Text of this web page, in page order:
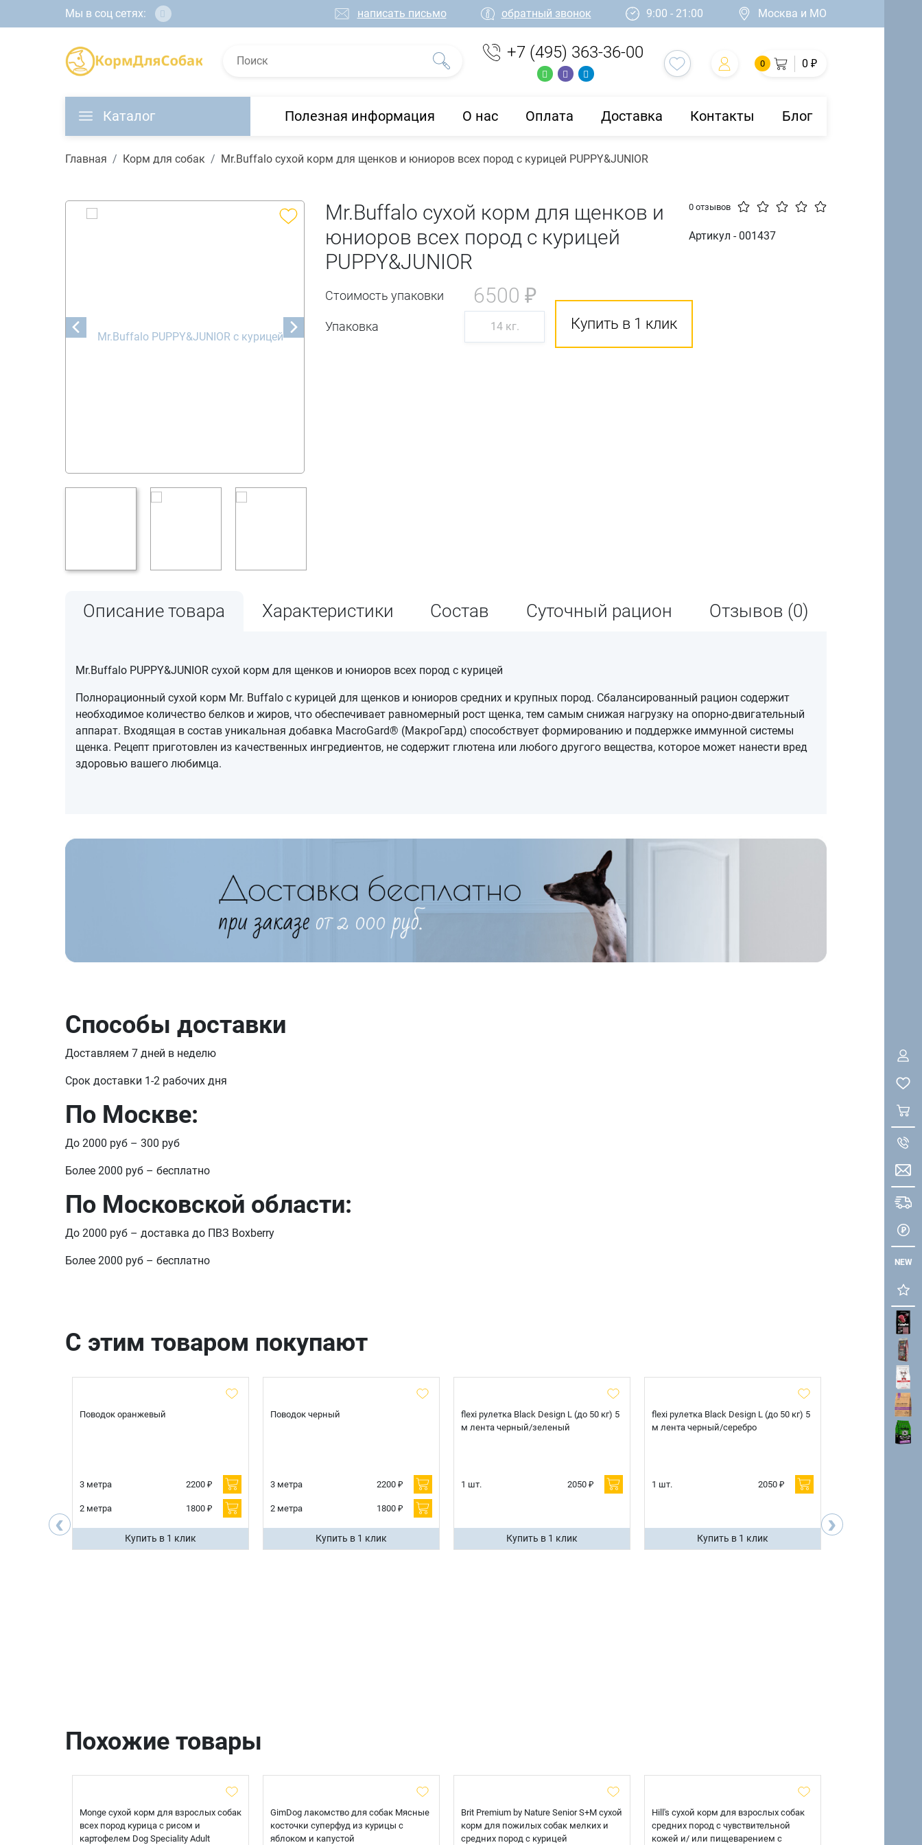
Мы в соц сетях: написать письмо обратный звонок 9:00 - 21:00 Москва и МО
+7 (495) 363-36-00
0 0 ₽
Каталог Полезная информация О нас Оплата Доставка Контакты Блог
NEW
Главная Корм для собак Mr.Buffalo сухой корм для щенков и юниоров всех пород с курицей PUPPY&JUNIOR
Mr.Buffalo сухой корм для щенков и
юниоров всех пород с курицей
PUPPY&JUNIOR
0 отзывов
Артикул - 001437
Стоимость упаковки
Упаковка
6500 ₽
14 кг. Купить в 1 клик
Описание товара Характеристики Состав Суточный рацион Отзывов (0)
Mr.Buffalo PUPPY&JUNIOR сухой корм для щенков и юниоров всех пород с курицей
Полнорационный сухой корм Mr. Buffalo с курицей для щенков и юниоров средних и крупных пород. Сбалансированный рацион содержит
необходимое количество белков и жиров, что обеспечивает равномерный рост щенка, тем самым снижая нагрузку на опорно-двигательный
аппарат. Входящая в состав уникальная добавка MacroGard® (МакроГард) способствует формированию и поддержке иммунной системы
щенка. Рецепт приготовлен из качественных ингредиентов, не содержит глютена или любого другого вещества, которое может нанести вред
здоровью вашего любимца.
Способы доставки
Доставляем 7 дней в неделю
Срок доставки 1-2 рабочих дня
По Москве:
До 2000 руб – 300 руб
Более 2000 руб – бесплатно
По Московской области:
До 2000 руб – доставка до ПВЗ Boxberry
Более 2000 руб – бесплатно
С этим товаром покупают
‹
Поводок оранжевый
3 метра 2200 ₽
2 метра 1800 ₽
Купить в 1 клик
Поводок черный
3 метра 2200 ₽
2 метра 1800 ₽
Купить в 1 клик
flexi рулетка Black Design L (до 50 кг) 5
м лента черный/зеленый
1 шт. 2050 ₽
Купить в 1 клик
flexi рулетка Black Design L (до 50 кг) 5
м лента черный/серебро
1 шт. 2050 ₽
Купить в 1 клик
flexi рулетка
м лента черный/
›
Похожие товары
Monge сухой корм для взрослых собак
всех пород курица с рисом и
картофелем Dog Speciality Adult
GimDog лакомство для собак Мясные
косточки суперфуд из курицы с
яблоком и капустой
Brit Premium by Nature Senior S+M сухой
корм для пожилых собак мелких и
средних пород с курицей
Hill's сухой корм для взрослых собак
средних пород с чувствительной
кожей и/ или пищеварением с